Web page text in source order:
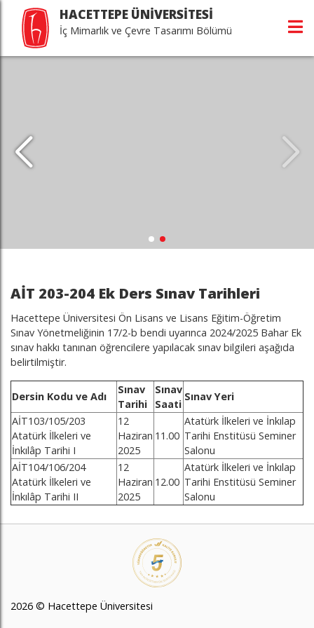
HACETTEPE ÜNİVERSİTESİ
İç Mimarlık ve Çevre Tasarımı Bölümü
AİT 203-204 Ek Ders Sınav Tarihleri
Hacettepe Üniversitesi Ön Lisans ve Lisans Eğitim-Öğretim
Sınav Yönetmeliğinin 17/2-b bendi uyarınca 2024/2025 Bahar Ek
sınav hakkı tanınan öğrencilere yapılacak sınav bilgileri aşağıda
belirtilmiştir.
Dersin Kodu ve Adı
Sınav
Tarihi
Sınav
Saati
Sınav Yeri
AİT103/105/203
Atatürk İlkeleri ve
İnkılâp Tarihi I
12
Haziran
2025
11.00
Atatürk İlkeleri ve İnkılap
Tarihi Enstitüsü Seminer
Salonu
AİT104/106/204
Atatürk İlkeleri ve
İnkılâp Tarihi II
12
Haziran
2025
12.00
Atatürk İlkeleri ve İnkılap
Tarihi Enstitüsü Seminer
Salonu
2026 © Hacettepe Üniversitesi